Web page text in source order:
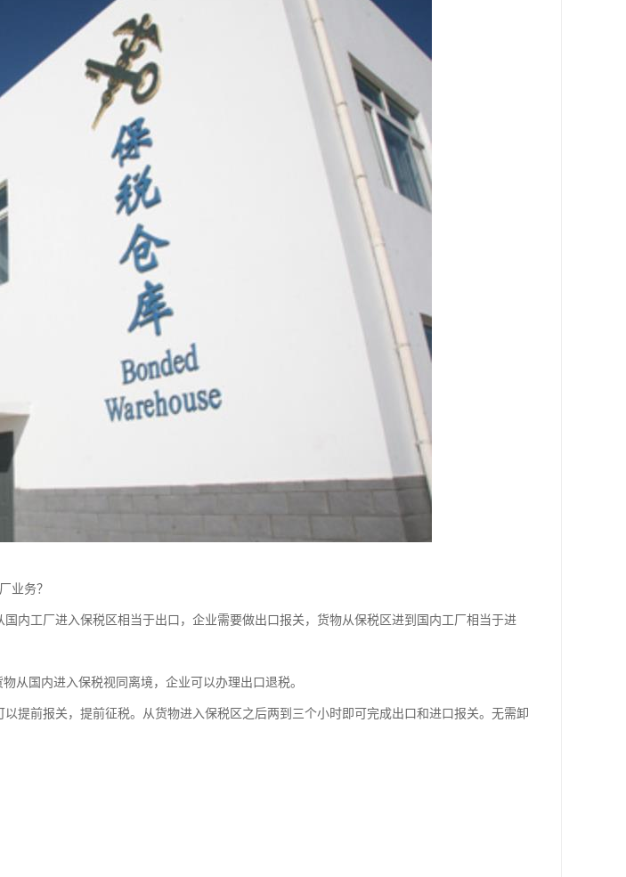
业务？
内工厂进入保税区相当于出口，企业需要做出口报关，货物从保税区进到国内工厂相当于进
从国内进入保税视同离境，企业可以办理出口退税。
提前报关，提前征税。从货物进入保税区之后两到三个小时即可完成出口和进口报关。无需卸